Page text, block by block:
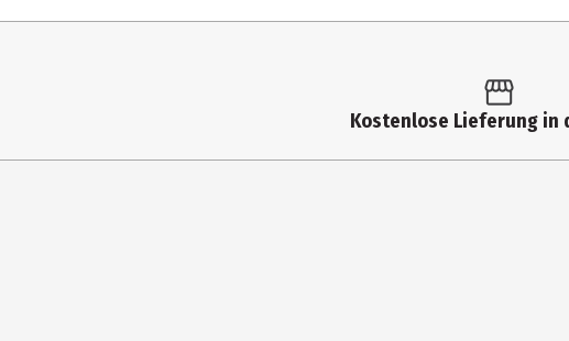
Kostenlose Lieferung in